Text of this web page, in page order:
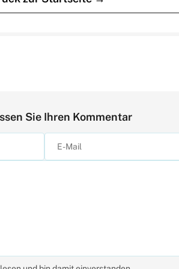
Sie Ihren Kommentar